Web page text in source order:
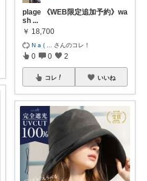
plage 《WEB限定追加予約》wa
sh ...
￥ 18,700
𝖭 𝖺 ( さんのコレ！
0 0 2
コレ いいね